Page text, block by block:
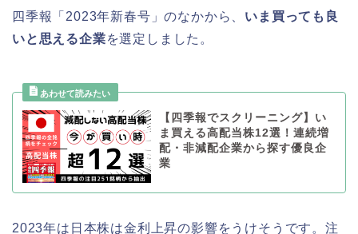
四季報「2023年新春号」のなかから、 いま買っても良
いと思える企業を選定しました。
【四季報でスクリーニング】い
ま買える高配当株12選！連続増
配・非減配企業から探す優良企
業
2023年は日本株は金利上昇の影響をうけそうです。注